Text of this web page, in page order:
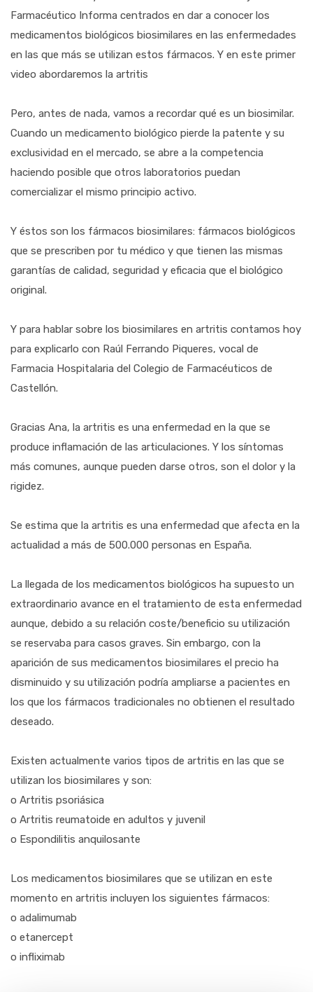
Farmacéutico Informa centrados en dar a conocer los
medicamentos biológicos biosimilares en las enfermedades
en las que más se utilizan estos fármacos. Y en este primer
video abordaremos la artritis
Pero, antes de nada, vamos a recordar qué es un biosimilar.
Cuando un medicamento biológico pierde la patente y su
exclusividad en el mercado, se abre a la competencia
haciendo posible que otros laboratorios puedan
comercializar el mismo principio activo.
Y éstos son los fármacos biosimilares: fármacos biológicos
que se prescriben por tu médico y que tienen las mismas
garantías de calidad, seguridad y eficacia que el biológico
original.
Y para hablar sobre los biosimilares en artritis contamos hoy
para explicarlo con Raúl Ferrando Piqueres, vocal de
Farmacia Hospitalaria del Colegio de Farmacéuticos de
Castellón.
Gracias Ana, la artritis es una enfermedad en la que se
produce inflamación de las articulaciones. Y los síntomas
más comunes, aunque pueden darse otros, son el dolor y la
rigidez.
Se estima que la artritis es una enfermedad que afecta en la
actualidad a más de 500.000 personas en España.
La llegada de los medicamentos biológicos ha supuesto un
extraordinario avance en el tratamiento de esta enfermedad
aunque, debido a su relación coste/beneficio su utilización
se reservaba para casos graves. Sin embargo, con la
aparición de sus medicamentos biosimilares el precio ha
disminuido y su utilización podría ampliarse a pacientes en
los que los fármacos tradicionales no obtienen el resultado
deseado.
Existen actualmente varios tipos de artritis en las que se
utilizan los biosimilares y son:
o Artritis psoriásica
o Artritis reumatoide en adultos y juvenil
o Espondilitis anquilosante
Los medicamentos biosimilares que se utilizan en este
momento en artritis incluyen los siguientes fármacos:
o adalimumab
o etanercept
o infliximab